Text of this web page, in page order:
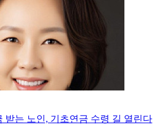
받는 노인, 기초연금 수령 길 열린다